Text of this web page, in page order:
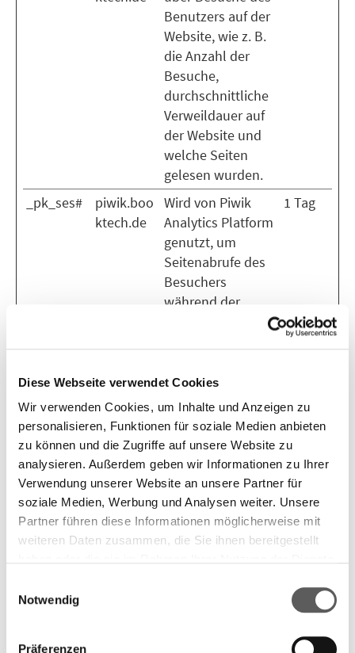
Diese Webseite verwendet Cookies
Wir verwenden Cookies, um Inhalte und Anzeigen zu
personalisieren, Funktionen für soziale Medien anbieten
zu können und die Zugriffe auf unsere Website zu
analysieren. Außerdem geben wir Informationen zu Ihrer
Verwendung unserer Website an unsere Partner für
soziale Medien, Werbung und Analysen weiter. Unsere
Partner führen diese Informationen möglicherweise mit
weiteren Daten zusammen, die Sie ihnen bereitgestellt
unsererDatenschutzerklärung.
Notwendig
Präferenzen
Benutzers auf der
Website, wie z. B.
die Anzahl der
Besuche,
durchschnittliche
Verweildauer auf
der Website und
welche Seiten
gelesen wurden.
_pk_ses#
piwik.boo
ktech.de
Wird von Piwik
Analytics Platform
genutzt, um
Seitenabrufe des
Besuchers
während der
1 Tag
über Besuche des
Benutzers auf der
Website, wie zum
Beispiel welche
Seiten gelesen
wurden.
Marketing (15)
Besuchern auf Webseiten zu folgen. Die Absicht ist,
Anzeigen zu zeigen, die relevant und ansprechend